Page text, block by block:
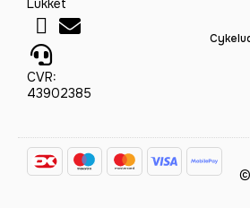
Lukket
CVR:
43902385
©